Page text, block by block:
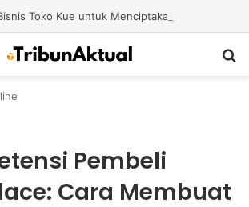
Pembeli
Cara Membuat